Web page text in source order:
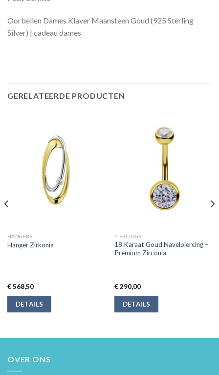
Oorbellen Dames Klaver Maansteen Goud (925 Sterling
Silver) | cadeau dames
GERELATEERDE PRODUCTEN
HANGERS
Hanger Zirkonia
€568,50
DETAILS
PIERCINGS
18 Karaat Goud Navelpiercing –
Premium Zirconia
€290,00
DETAILS
OVER ONS